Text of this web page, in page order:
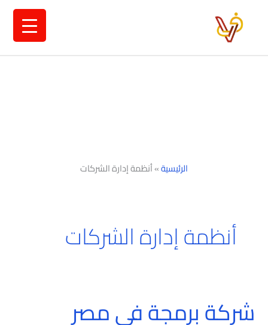
الرئيسية»أنظمة إدارة الشركات
أنظمة إدارة الشركات
شركة برمجة في مصر
شركة
برمجة